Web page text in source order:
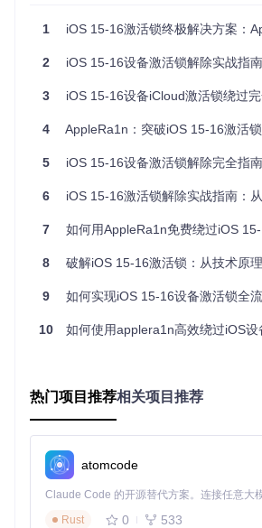
权限设置与依赖安装
装完成后，工具将在系统中配置所需的
iOS 15-16版本支持说明
开发者信息与社交媒体链接
三步解锁流程：从连接到完成的
第一步：设备准备与连接
确保您的iPhone满足以下条件：
电量保持50%以上，避免操作中断
1 iOS 15-16激活锁终极解决方案：
2 iOS 15-16设备激活锁解除实战指南：从
3 iOS 15-16设备iCloud激活锁绕过完全
4 AppleRa1n：突破iOS 15-16激活锁限
5 iOS 15-16设备激活锁解除完全指南：从困境
6 iOS 15-16激活锁解除实战指南：从原理
7 如何用AppleRa1n免费绕过iOS 15-16的
8 破解iOS 15-16激活锁：从技术原
9 如何实现iOS 15-16设备激活锁全流程绕过：革新性无信
10 如何使用applera1n高效绕过iOS设备
热门项目推荐相关项目推荐
atomcode
Rust
0 533